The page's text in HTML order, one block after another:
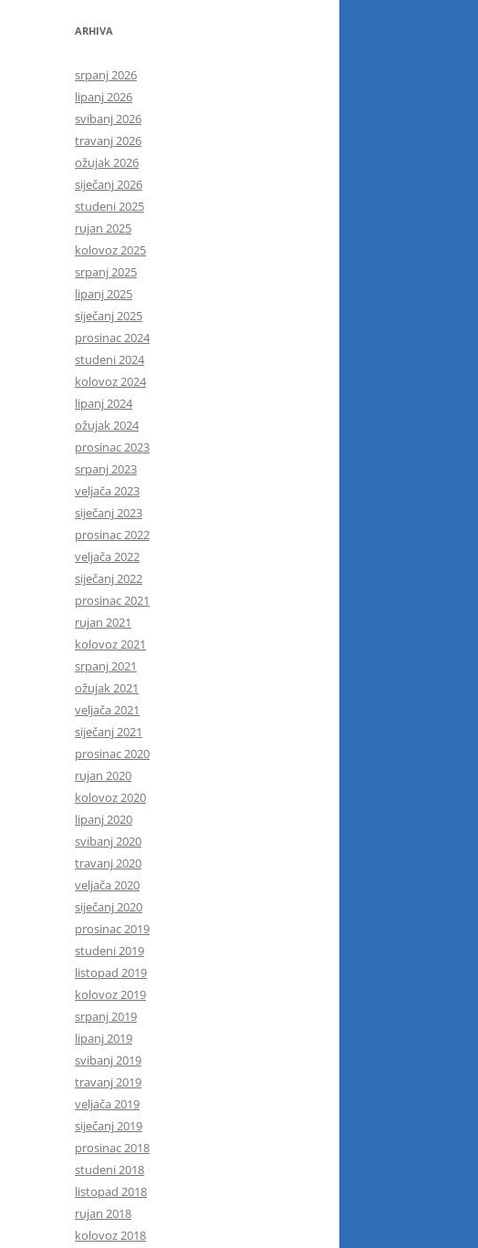
ARHIVA
srpanj 2026
lipanj 2026
svibanj 2026
travanj 2026
ožujak 2026
siječanj 2026
studeni 2025
rujan 2025
kolovoz 2025
srpanj 2025
lipanj 2025
siječanj 2025
prosinac 2024
studeni 2024
kolovoz 2024
lipanj 2024
ožujak 2024
prosinac 2023
srpanj 2023
veljača 2023
siječanj 2023
prosinac 2022
veljača 2022
siječanj 2022
prosinac 2021
rujan 2021
kolovoz 2021
srpanj 2021
ožujak 2021
veljača 2021
siječanj 2021
prosinac 2020
rujan 2020
kolovoz 2020
lipanj 2020
svibanj 2020
travanj 2020
veljača 2020
siječanj 2020
prosinac 2019
studeni 2019
listopad 2019
kolovoz 2019
srpanj 2019
lipanj 2019
svibanj 2019
travanj 2019
veljača 2019
siječanj 2019
prosinac 2018
studeni 2018
listopad 2018
rujan 2018
kolovoz 2018